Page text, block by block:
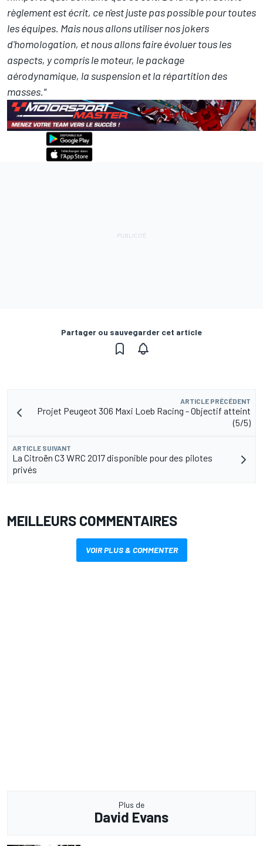
règlement est écrit, ce n'est juste pas possible pour toutes
les équipes. Mais nous allons utiliser nos jokers
d'homologation, et nous allons faire évoluer tous les
aspects, y compris le moteur, le package
aérodynamique, la suspension et la répartition des
masses."
Partager ou sauvegarder cet article
ARTICLE PRÉCÉDENT
Projet Peugeot 306 Maxi Loeb Racing - Objectif atteint
(5/5)
ARTICLE SUIVANT
La Citroën C3 WRC 2017 disponible pour des pilotes
privés
MEILLEURS COMMENTAIRES
VOIR PLUS & COMMENTER
Plus de
David Evans